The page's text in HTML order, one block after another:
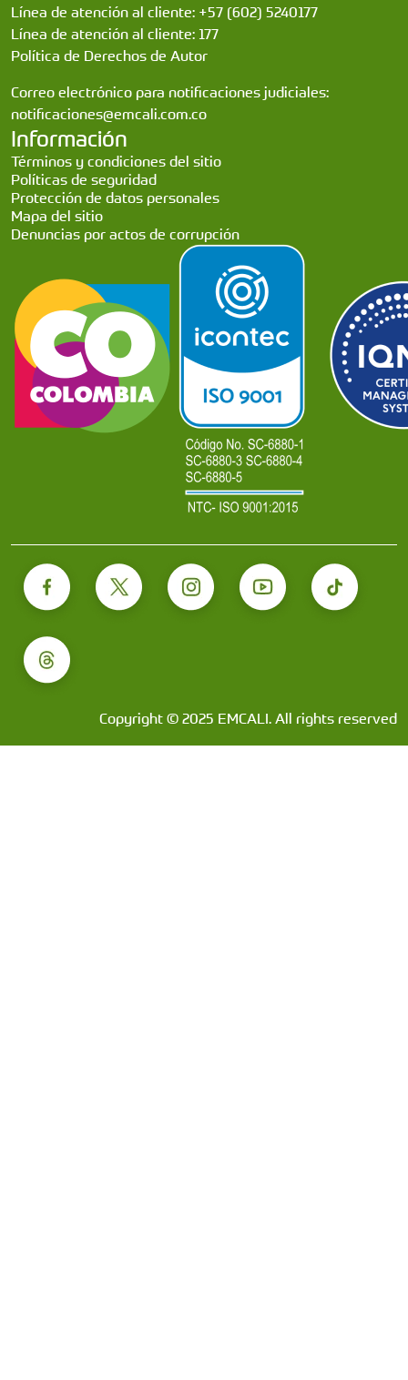
Línea de atención al cliente: +57 (602) 5240177
Línea de atención al cliente: 177
Política de Derechos de Autor
Correo electrónico para notificaciones judiciales:
notificaciones@emcali.com.co
Información
Términos y condiciones del sitio
Políticas de seguridad
Protección de datos personales
Mapa del sitio
Denuncias por actos de corrupción
Copyright © 2025 EMCALI. All rights reserved